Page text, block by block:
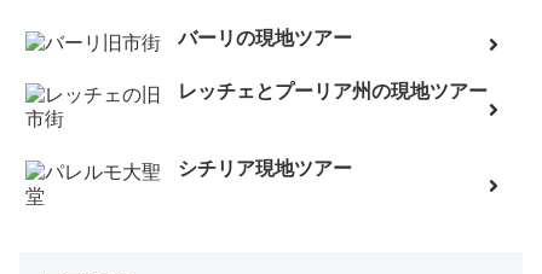
バーリの現地ツアー
レッチェとプーリア州の現地ツアー
シチリア現地ツアー